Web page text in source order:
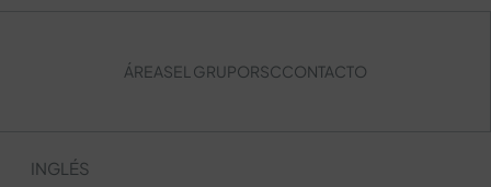
ÁREASEL GRUPORSCCONTACTO
INGLÉS